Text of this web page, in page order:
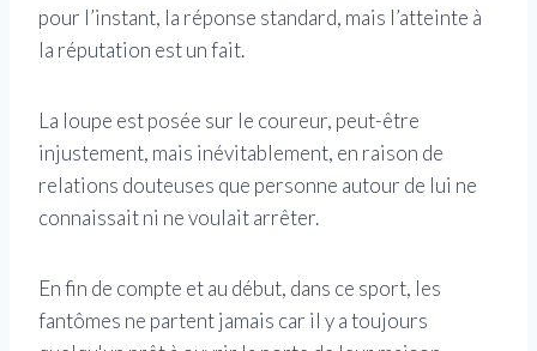
pour l’instant, la réponse standard, mais l’atteinte à
la réputation est un fait.
La loupe est posée sur le coureur, peut-être
injustement, mais inévitablement, en raison de
relations douteuses que personne autour de lui ne
connaissait ni ne voulait arrêter.
En fin de compte et au début, dans ce sport, les
fantômes ne partent jamais car il y a toujours